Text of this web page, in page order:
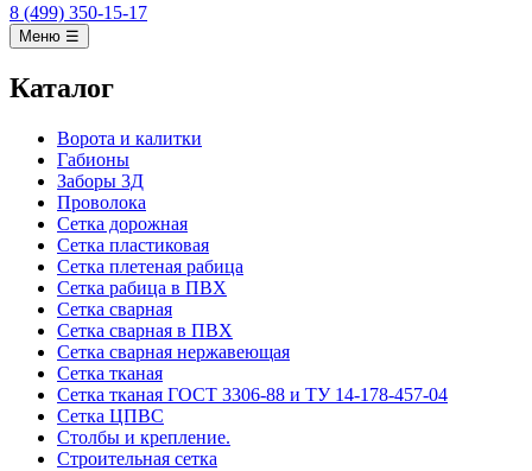
8 (499) 350-15-17
Меню ☰
Каталог
Ворота и калитки
Габионы
Заборы 3Д
Проволока
Сетка дорожная
Сетка пластиковая
Сетка плетеная рабица
Сетка рабица в ПВХ
Сетка сварная
Сетка сварная в ПВХ
Сетка сварная нержавеющая
Сетка тканая
Сетка тканая ГОСТ 3306-88 и ТУ 14-178-457-04
Сетка ЦПВС
Столбы и крепление.
Строительная сетка